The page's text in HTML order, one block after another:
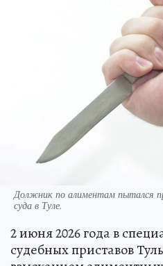
Должник по алиментам пытался
суда в Туле.
2 июня 2026 года в
судебных приставов